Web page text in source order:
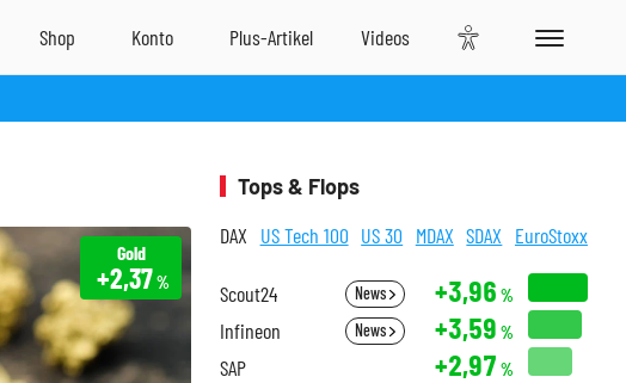
Gold
+2,37%
Tops & Flops
DAX US Tech 100 US 30 MDAX SDAX EuroStoxx
Scout24 News +3,96 %
Infineon News +3,59 %
SAP +2,97 %